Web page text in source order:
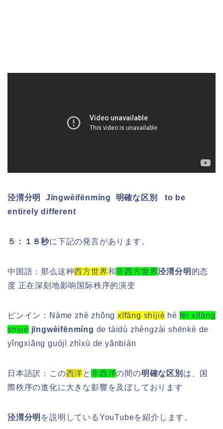
泾渭分明 Jīngwèifēnmíng 明確な区別 to be
entirely different
５：１８秒に下記の発言があります。
中国語：那么这种西方世界和非西方世界泾渭分明 的态
度 正在深刻地影响国际秩序的演变
ピンイン： Nàme zhè zhǒngxīfāng shìjiè hé fēi xīfāng
shìjiè jīngwèifēnmíng de tàidù zhèngzài shēnkè de
yǐngxiǎng guójì zhìxù de yǎnbiàn
日本語訳： この西洋と非西洋の間の明確な区別 は、国
際秩序の進化に大きな影響を及ぼしております
泾渭分明 を説明しているYouTubeを紹介します。